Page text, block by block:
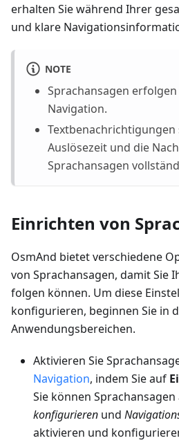
erhalten Sie während Ihrer
und klare
NOTE
Sprachansagen
Navigation.
Textbenachrichtigungen
Auslösezeit und die
Sprachansagen
Einrichten von
OsmAnd bietet verschiedene
von Sprachansagen, damit Sie
folgen können. Um diese
konfigurieren, beginnen Sie in
Anwendungsbereichen.
Aktivieren Sie
Navigation, indem Sie auf
Sie können
konfigurieren und
aktivieren und